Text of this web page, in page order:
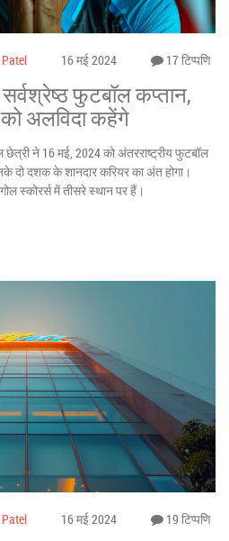
16 मई 2024 17 टिप्पणि
फुटबॉल कप्तान,
अलविदा कहेंगे
ने 16 मई, 2024 को अंतरराष्ट्रीय फुटबॉल
दो दशक के शानदार करियर का अंत होगा।
स्कोरर्स में तीसरे स्थान पर हैं।
16 मई 2024 19 टिप्पणि